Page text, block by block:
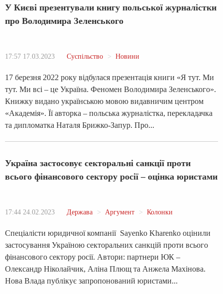
У Києві презентували книгу польської журналістки
про Володимира Зеленського
17:57 17.03.2023 Суспільство Новини
17 березня 2022 року відбулася презентація книги «Я тут. Ми
тут. Ми всі – це Україна. Феномен Володимира Зеленського».
Книжку видано українською мовою видавничим центром
«Академія». Її авторка – польська журналістка, перекладачка
та дипломатка Наталя Брижко-Запур. Про...
Україна застосовує секторальні санкції проти
всього фінансового сектору росії – оцінка юристами
17:44 24.02.2023 Держава Аргумент Колонки
Спеціалісти юридичної компанії Sayenko Kharenko оцінили
застосування Україною секторальних санкцій проти всього
фінансового сектору росії. Автори: партнери ЮК –
Олександр Ніколайчик, Аліна Плющ та Анжела Махінова.
Нова Влада публікує запропонований юристами...